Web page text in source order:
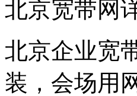
北京宽带网
北京企业宽
装，会场用